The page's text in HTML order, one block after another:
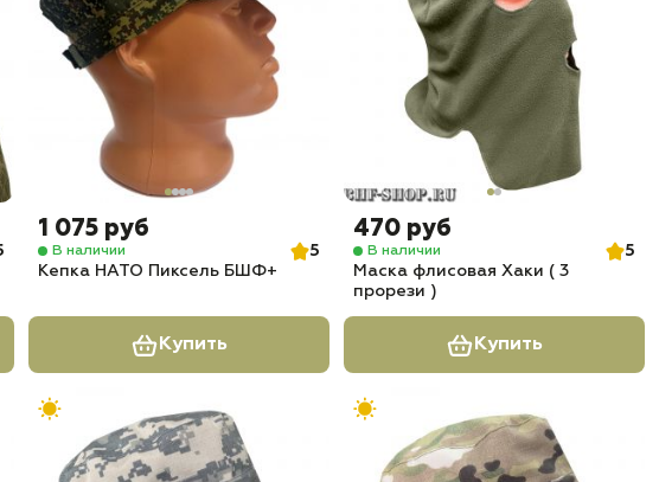
1 075 руб
В наличии
5
Кепка НАТО Пиксель БШФ+
Купить
470 руб
В наличии
5
Маска флисовая Хаки ( 3
прорези )
Купить